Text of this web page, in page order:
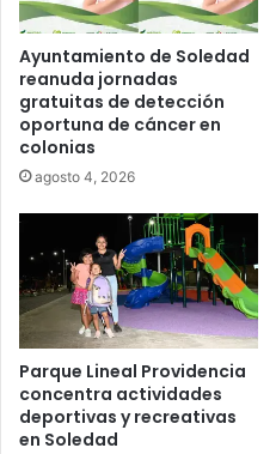
Ayuntamiento de Soledad
reanuda jornadas
gratuitas de detección
oportuna de cáncer en
colonias
agosto 4, 2026
Parque Lineal Providencia
concentra actividades
deportivas y recreativas
en Soledad